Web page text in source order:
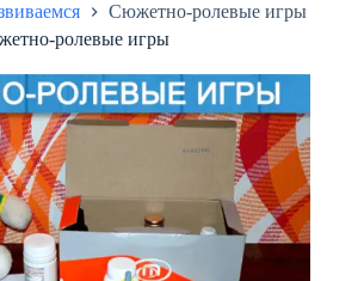
Сюжетно-ролевые игры
ролевые игры